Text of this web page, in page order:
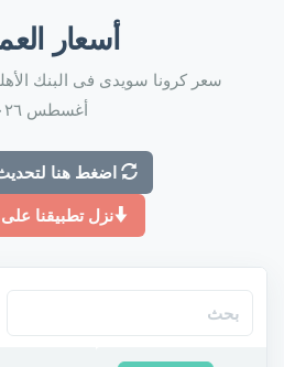
أسعار
أغسطس ٢٠٢٦
اضغط هنا لتحديث
نزل تطبيقنا على